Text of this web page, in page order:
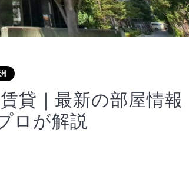
貸｜最新の部屋情報
ロが解説